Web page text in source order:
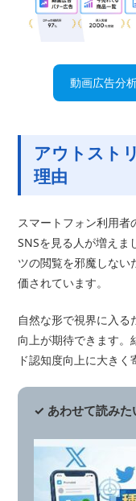
動画広告分
アウトスト
理由
スマートフォン利用
SNSを見る人が増えま
ツの閲覧を邪魔しない
価されています。
自然な形で視界に入
向上が期待できます。
ド認知度向上に大きく
✓ あわせて読みた